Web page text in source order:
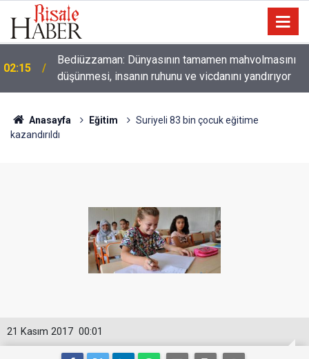
01:45 Paçalarını yerde sürünmeyecek şekilde yukarıda tut
Anasayfa Eğitim
Suriyeli 83 bin çocuk eğitime
kazandırıldı
00:01
21 Kasım 2017